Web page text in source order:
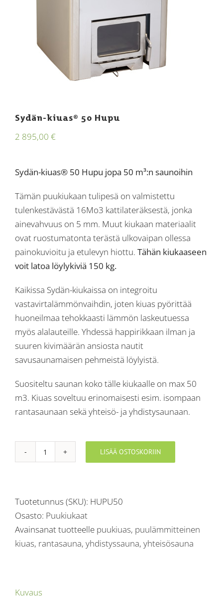
Sydän-kiuas® 50 Hupu
2 895,00 €
Sydän-kiuas® 50 Hupu jopa 50 m³:n saunoihin
Tämän puukiukaan tulipesä on valmistettu
tulenkestävästä 16Mo3 kattilateräksestä, jonka
ainevahvuus on 5 mm. Muut kiukaan materiaalit
ovat ruostumatonta terästä ulkovaipan ollessa
painokuvioitu ja etulevyn hiottu. Tähän kiukaaseen
voit latoa löylykiviä 150 kg.
Kaikissa Sydän-kiukaissa on integroitu
vastavirtalämmönvaihdin, joten kiuas pyörittää
huoneilmaa tehokkaasti lämmön laskeutuessa
myös alalauteille. Yhdessä happirikkaan ilman ja
suuren kivimäärän ansiosta nautit
savusaunamaisen pehmeistä löylyistä.
Suositeltu saunan koko tälle kiukaalle on max 50
m3. Kiuas soveltuu erinomaisesti esim. isompaan
rantasaunaan sekä yhteisö- ja yhdistysaunaan.
Sydän-
Hupu
määrä
LISÄÄ OSTOSKORIIN
Tuotetunnus (SKU): HUPU50
Osasto: Puukiukaat
Avainsanat tuotteelle puukiuas, puulämmitteinen
kiuas, rantasauna, yhdistyssauna, yhteisösauna
Kuvaus